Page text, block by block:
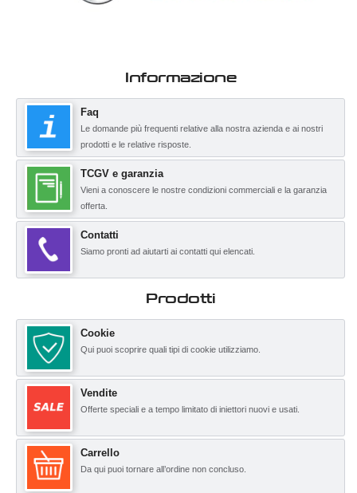
Informazione
Faq
Le domande più frequenti relative alla nostra azienda e ai nostri
prodotti e le relative risposte.
TCGV e garanzia
Vieni a conoscere le nostre condizioni commerciali e la garanzia
offerta.
Contatti
Siamo pronti ad aiutarti ai contatti qui elencati.
Prodotti
Cookie
Qui puoi scoprire quali tipi di cookie utilizziamo.
Vendite
Offerte speciali e a tempo limitato di iniettori nuovi e usati.
Carrello
Da qui puoi tornare all’ordine non concluso.